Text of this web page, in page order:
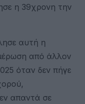
η 39χρονη την
αυτή η
από άλλον
όταν δεν πήγε
απαντά σε